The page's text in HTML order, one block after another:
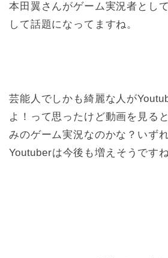
本田翼さんがゲーム実況者とし
して話題になってますね。
芸能人でしかも綺麗な人が
よ！って思ったけど動画を見る
みのゲーム実況なのかな？いず
Youtuberは今後も増えそうですね